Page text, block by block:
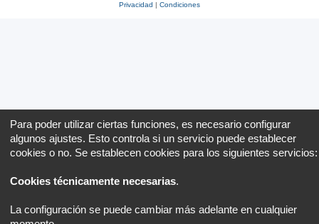
Privacidad | Condiciones
Para poder utilizar ciertas funciones, es necesario configurar
algunos ajustes. Esto controla si un servicio puede establecer
cookies o no. Se establecen cookies para los siguientes servicios:
Cookies técnicamente necesarias.
La configuración se puede cambiar más adelante en cualquier